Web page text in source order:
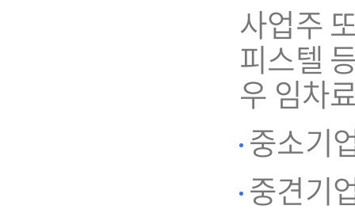
사업주
피스텔
우 임차
중소기
중견기